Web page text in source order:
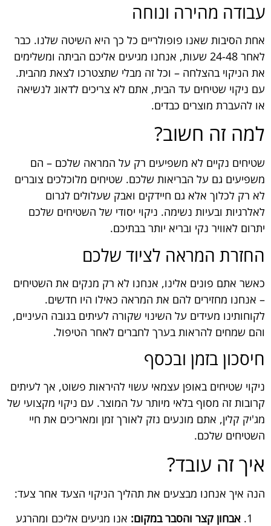
עבודה מהירה ונוחה
אחת הסיבות שאנו פופולריים כל כך היא השיטה שלנו. כבר
לאחר 24-48 שעות, אנחנו מגיעים אליכם הביתה ומשלימים
את הניקוי בהצלחה – וכל זה מבלי שתצטרכו לצאת מהבית.
עם ניקוי שטיחים עד הבית, אתם לא צריכים לדאוג לנשיאה
או להעברת מוצרים כבדים.
למה זה חשוב?
שטיחים נקיים לא משפיעים רק על המראה שלכם – הם
משפיעים גם על הבריאות שלכם. שטיחים מלוכלכים צוברים
לא רק לכלוך אלא גם חיידקים ואבק שעלולים לגרום
לאלרגיות ובעיות נשימה. ניקוי יסודי של השטיחים שלכם
יתרום לאוויר נקי ובריא יותר בבתיכם.
החזרת המראה לציוד שלכם
כאשר אתם פונים אלינו, אנחנו לא רק מנקים את השטיחים
– אנחנו מחזירים להם את המראה כאילו היו חדשים.
לקוחותינו מעידים על השינוי שקורה לעיתים בגובה העיניים,
והם שמחים להראות בערך לחברים לאחר הטיפול.
חיסכון בזמן ובכסף
ניקוי שטיחים באופן עצמאי עשוי להיראות פשוט, אך לעיתים
קרובות זה מסוף בלאי מיותר על המוצר. עם ניקוי מקצועי של
מג'יק קלין, אתם מונעים נזק לאורך זמן ומאריכים את חיי
השטיחים שלכם.
איך זה עובד?
הנה איך אנחנו מבצעים את תהליך הניקוי הצעד אחר צעד:
אבחון קצר והסבר במקום:אנו מגיעים אליכם ומהרגע